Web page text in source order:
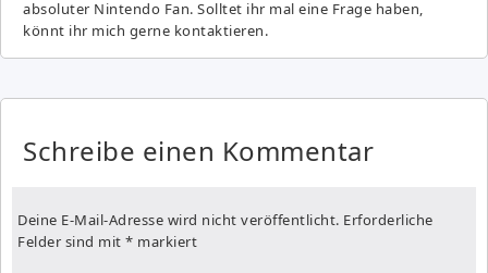
absoluter Nintendo Fan. Solltet ihr mal eine Frage haben,
könnt ihr mich gerne kontaktieren.
Schreibe einen Kommentar
Deine E-Mail-Adresse wird nicht veröffentlicht. Erforderliche
Felder sind mit * markiert